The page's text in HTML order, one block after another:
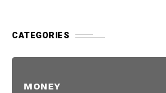
CATEGORIES
MONEY